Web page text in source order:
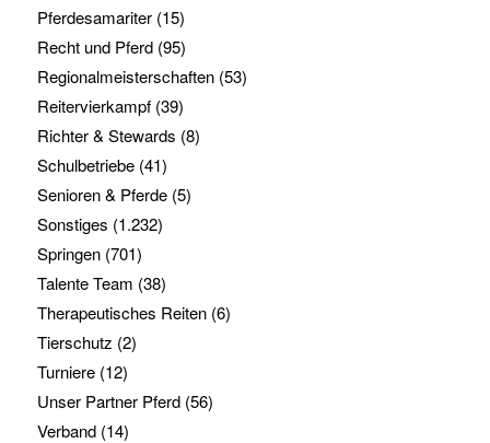
Pferdesamariter(15)
Recht und Pferd(95)
Regionalmeisterschaften(53)
Reitervierkampf(39)
Richter & Stewards (8)
Schulbetriebe(41)
Senioren & Pferde(5)
Sonstiges (1.232)
Springen(701)
Talente Team (38)
Therapeutisches Reiten(6)
Tierschutz (2)
Turniere(12)
Unser Partner Pferd(56)
Verband(14)